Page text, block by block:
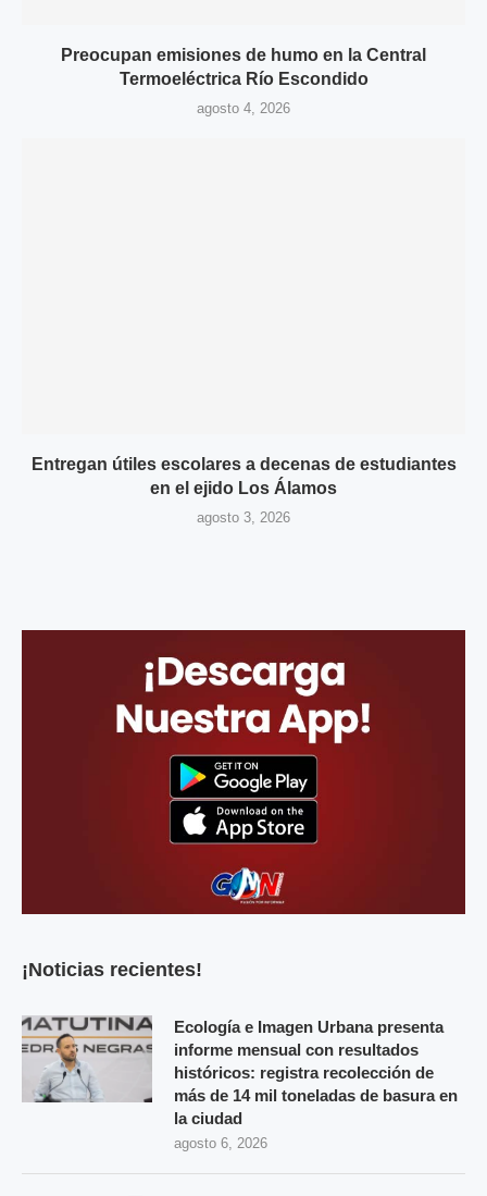
Preocupan emisiones de humo en la Central
Termoeléctrica Río Escondido
agosto 4, 2026
Entregan útiles escolares a decenas de estudiantes
en el ejido Los Álamos
agosto 3, 2026
¡Noticias recientes!
Ecología e Imagen Urbana presenta
informe mensual con resultados
históricos: registra recolección de
más de 14 mil toneladas de basura en
la ciudad
agosto 6, 2026